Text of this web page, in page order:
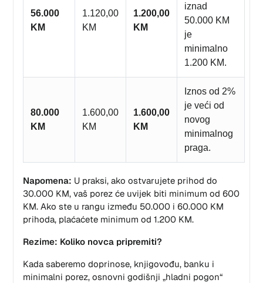
56.000
KM
1.120,00
KM
1.200,00
KM
iznad
50.000 KM
je
minimalno
1.200 KM.
80.000
KM
1.600,00
KM
1.600,00
KM
Iznos od 2%
je veći od
novog
minimalnog
praga.
Napomena: U praksi, ako ostvarujete prihod do
30.000 KM, vaš porez će uvijek biti minimum od 600
KM. Ako ste u rangu između 50.000 i 60.000 KM
prihoda, plaćaćete minimum od 1.200 KM.
Rezime: Koliko novca pripremiti?
Kada saberemo doprinose, knjigovođu, banku i
minimalni porez, osnovni godišnji „hladni pogon“